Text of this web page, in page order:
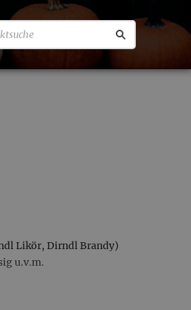
Likör, Dirndl Brandy)
u.v.m.